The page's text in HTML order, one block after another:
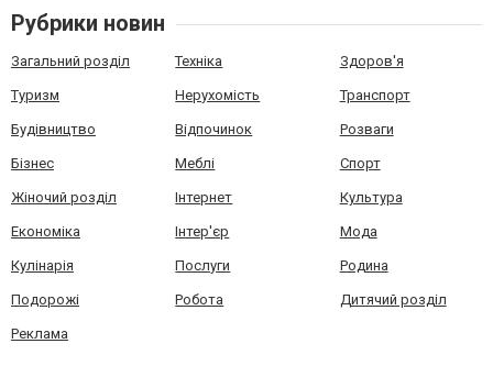
Рубрики новин
Загальний розділ Техніка Здоров'я
Туризм Нерухомість Транспорт
Будівництво Відпочинок Розваги
Бізнес Меблі Спорт
Жіночий розділ Інтернет Культура
Економіка Інтер'єр Мода
Кулінарія Послуги Родина
Подорожі Робота Дитячий розділ
Реклама